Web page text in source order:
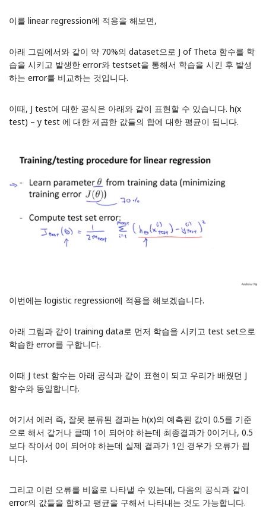
이를 linear regression에 적용을 해보면,
아래 그림에서와 같이 약 70%의 dataset으로 J of Theta 함수를 학
습을 시키고 발생한 error와 testset을 통해서 학습을 시킨 후 발생
하는 error를 비교하는 것입니다.
이때, J test에 대한 공식은 아래와 같이 표현할 수 있습니다. h(x
test) – y test 에 대한 제곱한 값들의 합에 대한 평균이 됩니다.
이번에는 logistic regression에 적용을 해보겠습니다.
아래 그림과 같이 training data로 먼저 학습을 시키고 test set으로
학습한 error를 구합니다.
이때 J test 함수는 아래 공식과 같이 표현이 되고 우리가 배웠던 J
함수와 동일합니다.
여기서 에러 즉, 잘못 분류된 결과는 h(x)의 예측된 값이 0.5를 기준
으로 해서 같거나 클때 1이 되어야 하는데 최종결과가 0이거나, 0.5
보다 작아서 0이 되어야 하는데 실제 결과가 1인 경우가 오류가 됩
니다.
그리고 이런 오류를 비율로 나타낼 수 있는데, 다음의 공식과 같이
error의 값들을 합하고 평균을 구해서 나타내는 것도 가능합니다.